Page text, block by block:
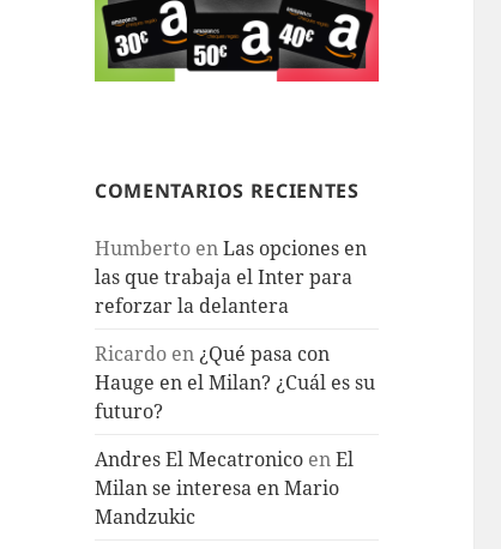
COMENTARIOS RECIENTES
Humberto enLas opciones en
las que trabaja el Inter para
reforzar la delantera
Ricardo en¿Qué pasa con
Hauge en el Milan? ¿Cuál es su
futuro?
Andres El Mecatronico enEl
Milan se interesa en Mario
Mandzukic